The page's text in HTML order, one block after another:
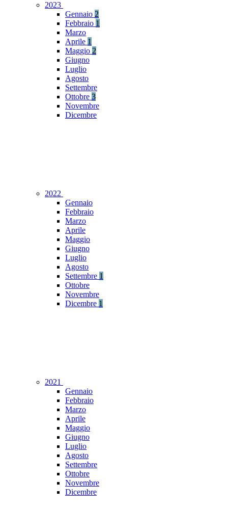
2023
Gennaio 2
Febbraio 1
Marzo
Aprile 1
Maggio 2
Giugno
Luglio
Agosto
Settembre
Ottobre 3
Novembre
Dicembre
2022
Gennaio
Febbraio
Marzo
Aprile
Maggio
Giugno
Luglio
Agosto
Settembre 1
Ottobre
Novembre
Dicembre 1
2021
Gennaio
Febbraio
Marzo
Aprile
Maggio
Giugno
Luglio
Agosto
Settembre
Ottobre
Novembre
Dicembre